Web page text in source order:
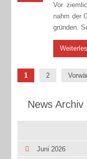
Vor
nahm der
gründen.
1 2
News Archiv
Juni 2026